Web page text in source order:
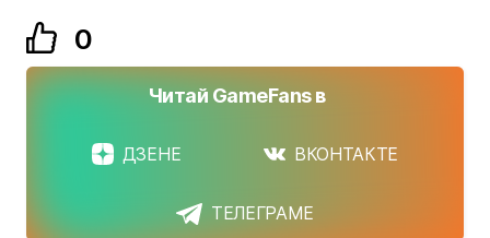
0
Читай GameFans в
ДЗЕНЕ ВКОНТАКТЕ
ТЕЛЕГРАМЕ